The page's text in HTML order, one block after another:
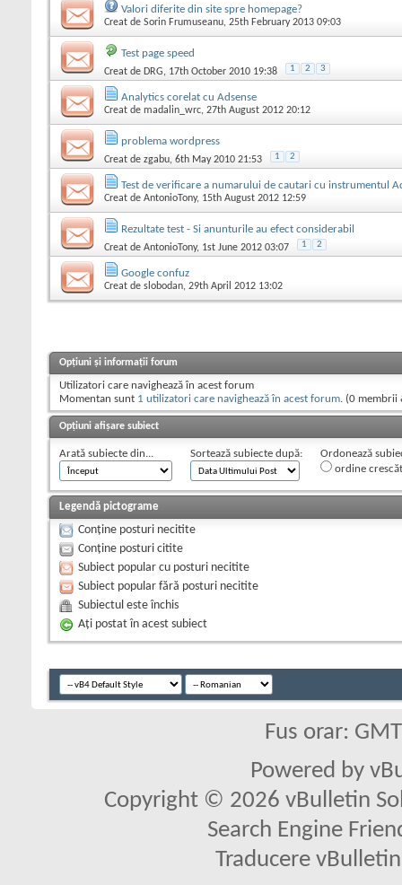
Valori diferite din site spre homepage?
Creat de Sorin Frumuseanu, 25th February 2013 09:03
Test page speed
Creat de DRG, 17th October 2010 19:38 1 2 3
Analytics corelat cu Adsense
Creat de madalin_wrc, 27th August 2012 20:12
problema wordpress
Creat de zgabu, 6th May 2010 21:53 1 2
Test de verificare a numarului de cautari cu instrumentul
Creat de AntonioTony, 15th August 2012 12:59
Rezultate test - Si anunturile au efect considerabil
Creat de AntonioTony, 1st June 2012 03:07 1 2
Google confuz
Creat de slobodan, 29th April 2012 13:02
Opțiuni și informații forum
Utilizatori care navighează în acest forum
Momentan sunt 1 utilizatori care navighează în acest forum. (0 membrii
Opțiuni afișare subiect
Arată subiecte din... Sortează subiecte după:
Ordonează
ordine
Legendă pictograme
Conține posturi necitite
Conține posturi citite
Subiect popular cu posturi necitite
Subiect popular fără posturi necitite
Subiectul este închis
Aţi postat în acest subiect
Fus orar:
Powered by
Copyright © 2026 vBulletin
Search Engine
Traducere